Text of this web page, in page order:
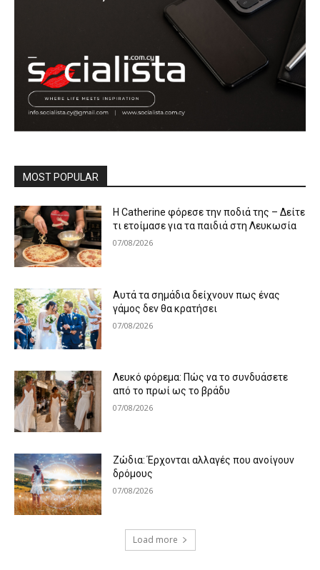
MOST POPULAR
Η Catherine φόρεσε την ποδιά της – Δείτε
τι ετοίμασε για τα παιδιά στη Λευκωσία
07/08/2026
Αυτά τα σημάδια δείχνουν πως ένας
γάμος δεν θα κρατήσει
07/08/2026
Λευκό φόρεμα: Πώς να το συνδυάσετε
από το πρωί ως το βράδυ
07/08/2026
Ζώδια: Έρχονται αλλαγές που ανοίγουν
δρόμους
07/08/2026
Load more